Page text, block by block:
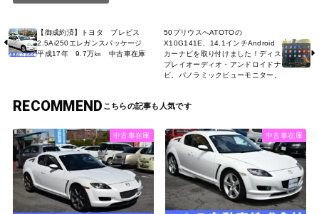
【御成約済】トヨタ ブレビス
2.5Ai250エレガンスパッケージ
平成17年 9.7万㎞ 中古車在庫
50プリウスへATOTOの
X10G141E、14.1インチAndroid
カーナビを取り付けました！ディス
プレイオーディオ・アンドロイドナ
ビ。パノラミックビューモニター。
RECOMMEND
中古車在庫 中古車在庫